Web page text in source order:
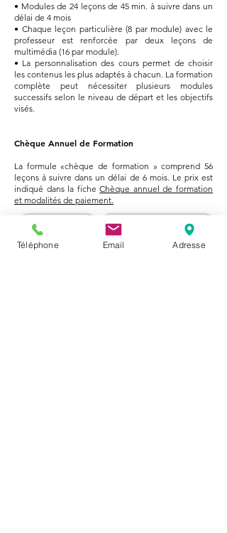
• Modules de 24 leçons de 45 min. à suivre dans un
délai de 4 mois
• Chaque leçon particulière (8 par module) avec le
professeur est renforcée par deux leçons de
multimédia (16 par module).
• La personnalisation des cours permet de choisir
les contenus les plus adaptés à chacun. La formation
complète peut nécessiter plusieurs modules
successifs selon le niveau de départ et les objectifs
visés.
Chèque Annuel de Formation
La formule «chèque de formation » comprend 56
leçons à suivre dans un délai de 6 mois. Le prix est
indiqué dans la ficheChèque annuel de formation
et modalités de paiement.
Retour à l'accueil
Téléphone Email Adresse